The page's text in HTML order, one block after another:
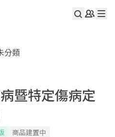
分類
暨特定傷病定
商品建置中